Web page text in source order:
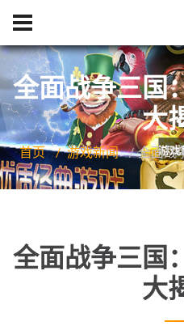
全面战争三国
大
首页 游戏新闻 全面战
全面战争三国
大